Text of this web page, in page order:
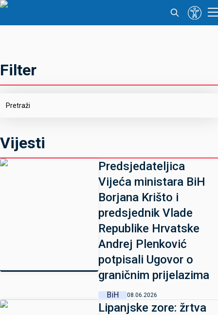
Vijesti
Predsjedateljica
Vijeća ministara BiH
Borjana Krišto i
predsjednik Vlade
Republike Hrvatske
Andrej Plenković
potpisali Ugovor o
graničnim prijelazima
BiH 08.06.2026
Lipanjske zore: žrtva
Filter